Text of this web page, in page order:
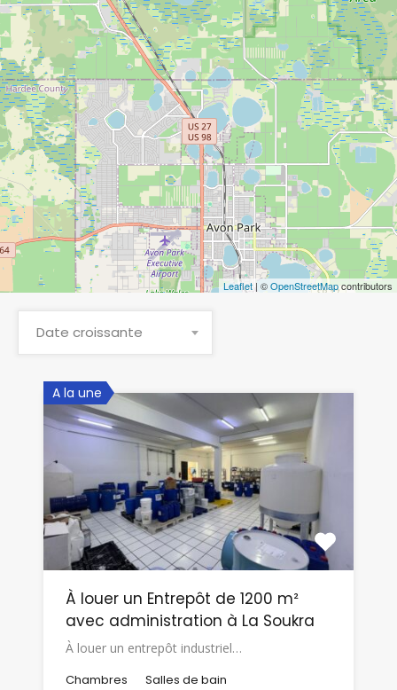
Leaflet | ©OpenStreetMapcontributors
Date croissante
A la une
À louer un Entrepôt de 1200 m²
avec administration à La Soukra
À louer un entrepôt industriel…
Chambres
Salles de bain